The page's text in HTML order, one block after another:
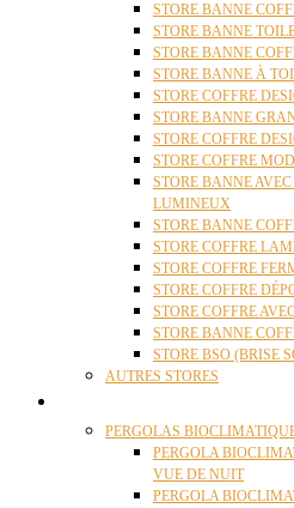
STORE BANNE
STORE BANNE
STORE BANNE
STORE BANNE À
STORE COFFRE
STORE BANNE
STORE COFFRE
STORE COFFRE
STORE BANNE
LUMINEUX
STORE BANNE
STORE COFFRE
STORE COFFRE
STORE COFFRE
STORE COFFRE
STORE BANNE
STORE BSO (BRISE
AUTRES STORES
PERGOLAS
PERGOLA
VUE DE NUIT
PERGOLA